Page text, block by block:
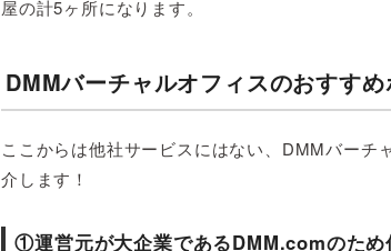
屋の計5ヶ所になります。
DMMバーチャルオフィスのおすす
ここからは他社サービスにはない、DMMバーチ
介します！
①運営元が大企業であるDMM.comのため